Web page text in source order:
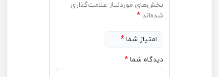
بخش‌های موردنیاز علامت‌گذاری
شده‌اند *
امتیاز شما *
دیدگاه شما *